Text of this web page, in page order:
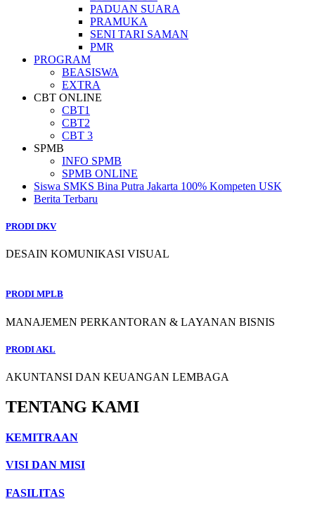
PADUAN SUARA
PRAMUKA
SENI TARI SAMAN
PMR
PROGRAM
BEASISWA
EXTRA
CBT ONLINE
CBT1
CBT2
CBT 3
SPMB
INFO SPMB
SPMB ONLINE
Siswa SMKS Bina Putra Jakarta 100% Kompeten USK
Berita Terbaru
PRODI DKV
DESAIN KOMUNIKASI VISUAL
PRODI MPLB
MANAJEMEN PERKANTORAN & LAYANAN BISNIS
PRODI AKL
AKUNTANSI DAN KEUANGAN LEMBAGA
TENTANG KAMI
KEMITRAAN
VISI DAN MISI
FASILITAS